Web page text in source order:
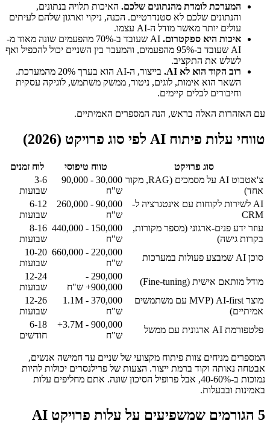
המערכת לומדת מהנתונים שלכם. האיכות תלויה בנתונים,
והנתונים שלכם לא סטנדרטיים. הכנה, ניקוי וארגון שלהם לעיתים
עולים יותר מאשר מודל ה-AI עצמו.
איכות היא ספקטרום.
AI שעובד ב-70% מהפעמים שונה מאוד מ-
AI שעובד ב-95% מהפעמים, והמעבר בין השניים יכול להכפיל ואף
לשלש את התקציב.
רוב הקוד הוא לא AI.
בייצור, ה-AI הוא בערך 20% מהמערכת.
השאר הוא אימות, לוגים, ניטור, ממשק משתמש, לוגיקה עסקית
וחיבורים לכלים קיימים.
עם האזהרות האלה בראש, הנה המספרים האמיתיים.
טווחי עלות פיתוח AI לפי סוג פרויקט (2026)
סוג פרויקט טווח טיפוסי
לוח זמנים
צ'אטבוט AI על מסמכים (RAG, מקור
אחד)
30,000 - 90,000
ש"ח
3-6
שבועות
AI לשירות לקוחות עם אינטגרציה ל-
CRM
90,000 - 260,000
ש"ח
6-12
שבועות
עוזר ידע פנים-ארגוני (מספר מקורות,
בקרות גישה)
150,000 - 440,000
ש"ח
8-16
שבועות
סוכן AI שמבצע פעולות במערכות
220,000 - 660,000
ש"ח
10-20
שבועות
מודל מותאם אישית (Fine-tuning)
290,000 -
900,000+ ש"ח
12-24
שבועות
מוצר AI-first (MVP עם משתמשים
אמיתיים)
370,000 - 1.1M
ש"ח
12-26
שבועות
פלטפורמת AI ארגונית עם ממשל
900,000 - 3.7M+
ש"ח
6-18
חודשים
המספרים מניחים צוות פיתוח מקצועי של שניים עד חמישה אנשים,
אבטחה נאותה וקוד ברמת ייצור. הצעות של פרילנסרים יכולות להיות
נמוכות ב-40-60%, אבל פרופיל הסיכון שונה. אתם מחליפים עלות
באמינות ובבעלות.
5 הגורמים שמשפיעים על עלות פרויקט AI